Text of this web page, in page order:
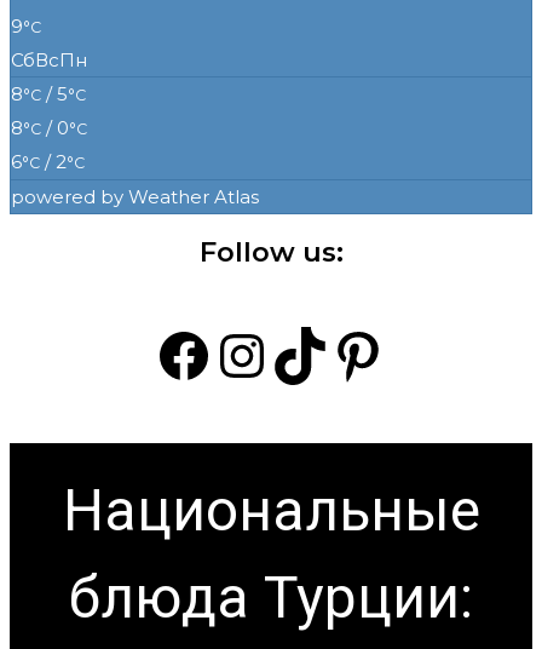
9°C
СбВсПн
8°C / 5°C
8°C / 0°C
6°C / 2°C
powered by Weather Atlas
Follow us:
Facebook
Instagram
TikTok
Национальные
блюда Турции: